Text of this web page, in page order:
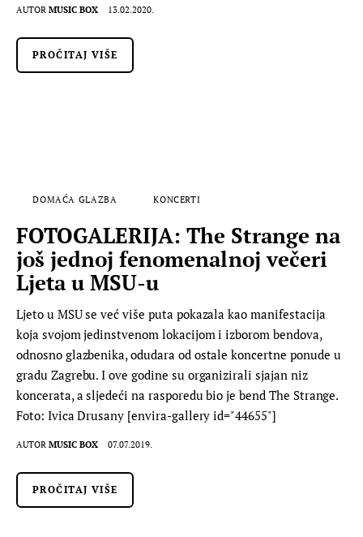
AUTOR MUSIC BOX 13.02.2020.
PROČITAJ VIŠE
DOMAĆA GLAZBA KONCERTI
FOTOGALERIJA: The Strange na
još jednoj fenomenalnoj večeri
Ljeta u MSU-u
Ljeto u MSU se već više puta pokazala kao manifestacija
koja svojom jedinstvenom lokacijom i izborom bendova,
odnosno glazbenika, odudara od ostale koncertne ponude u
gradu Zagrebu. I ove godine su organizirali sjajan niz
koncerata, a sljedeći na rasporedu bio je bend The Strange.
Foto: Ivica Drusany [envira-gallery id="44655"]
AUTOR MUSIC BOX 07.07.2019.
PROČITAJ VIŠE